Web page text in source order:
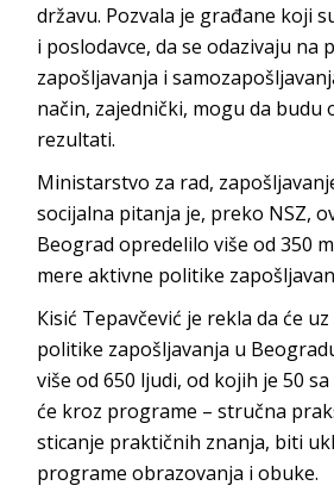
državu. Pozvala je građane koji
i poslodavce, da se odazivaju na
zapošljavanja i
način, zajednički, mogu da budu
rezultati.
Ministarstvo za rad,
socijalna pitanja je, preko NSZ,
Beograd opredelilo više od 350
mere aktivne politike
Кisić Tepavčević je rekla da će
politike zapošljavanja u
više od 650 ljudi, od kojih je 50
će kroz programe – stručna
sticanje praktičnih znanja, biti
programe obrazovanja i obuke.